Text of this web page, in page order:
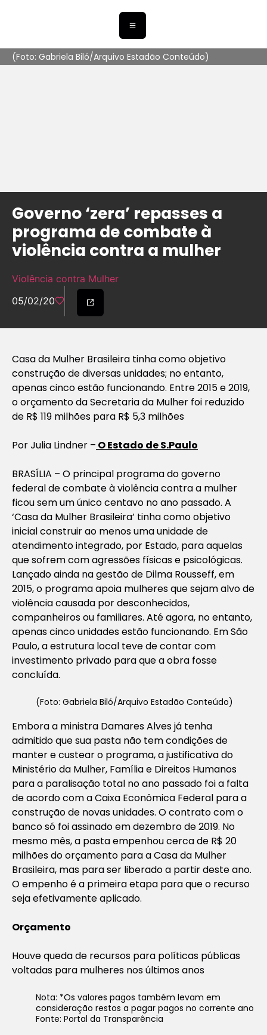
(Foto: Gabriela Biló/Arquivo Estadão Conteúdo)
Governo ‘zera’ repasses a
programa de combate à
violência contra a mulher
Violência contra Mulher
05/02/20
Casa da Mulher Brasileira tinha como objetivo
construção de diversas unidades; no entanto,
apenas cinco estão funcionando. Entre 2015 e 2019,
o orçamento da Secretaria da Mulher foi reduzido
de R$ 119 milhões para R$ 5,3 milhões
Por Julia Lindner – O Estado de S.Paulo
BRASÍLIA – O principal programa do governo
federal de combate à violência contra a mulher
ficou sem um único centavo no ano passado. A
‘Casa da Mulher Brasileira’ tinha como objetivo
inicial construir ao menos uma unidade de
atendimento integrado, por Estado, para aquelas
que sofrem com agressões físicas e psicológicas.
Lançado ainda na gestão de Dilma Rousseff, em
2015, o programa apoia mulheres que sejam alvo de
violência causada por desconhecidos,
companheiros ou familiares. Até agora, no entanto,
apenas cinco unidades estão funcionando. Em São
Paulo, a estrutura local teve de contar com
investimento privado para que a obra fosse
concluída.
(Foto: Gabriela Biló/Arquivo Estadão Conteúdo)
Embora a ministra Damares Alves já tenha
admitido que sua pasta não tem condições de
manter e custear o programa, a justificativa do
Ministério da Mulher, Família e Direitos Humanos
para a paralisação total no ano passado foi a falta
de acordo com a Caixa Econômica Federal para a
construção de novas unidades. O contrato com o
banco só foi assinado em dezembro de 2019. No
mesmo mês, a pasta empenhou cerca de R$ 20
milhões do orçamento para a Casa da Mulher
Brasileira, mas para ser liberado a partir deste ano.
O empenho é a primeira etapa para que o recurso
seja efetivamente aplicado.
Orçamento
Houve queda de recursos para políticas públicas
voltadas para mulheres nos últimos anos
Nota: *Os valores pagos também levam em
consideração restos a pagar pagos no corrente ano
Fonte: Portal da Transparência